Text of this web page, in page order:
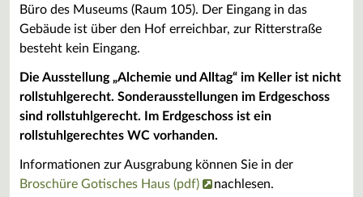
Büro des Museums (Raum 105). Der Eingang in das
Gebäude ist über den Hof erreichbar, zur Ritterstraße
besteht kein Eingang.
Die Ausstellung „Alchemie und Alltag“ im Keller ist nicht
rollstuhlgerecht. Sonderausstellungen im Erdgeschoss
sind rollstuhlgerecht. Im Erdgeschoss ist ein
rollstuhlgerechtes WC vorhanden.
Informationen zur Ausgrabung können Sie in der
Broschüre Gotisches Haus (pdf)
nachlesen.